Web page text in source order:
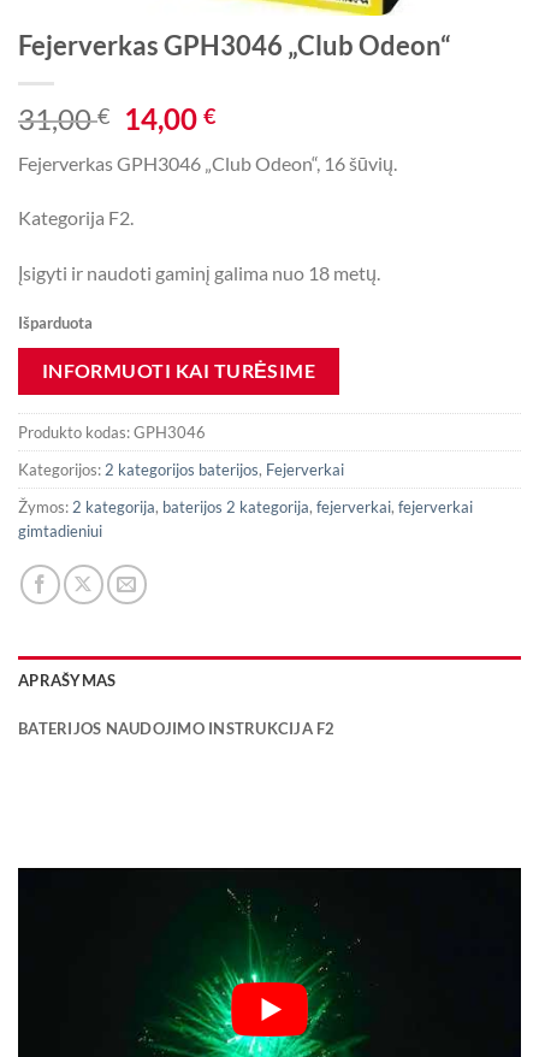
Fejerverkas GPH3046 „Club Odeon“
31,00€
Original
price
was:
31,00 €.
14,00€Current
is:
Fejerverkas GPH3046 „Club Odeon“, 16 šūvių.
Kategorija F2.
Įsigyti ir naudoti gaminį galima nuo 18 metų.
Išparduota
Produkto kodas:GPH3046
Kategorijos:2 kategorijos baterijos, Fejerverkai
Žymos:2 kategorija, baterijos 2 kategorija, fejerverkai, fejerverkai
gimtadieniui
APRAŠYMAS
BATERIJOS NAUDOJIMO INSTRUKCIJA F2